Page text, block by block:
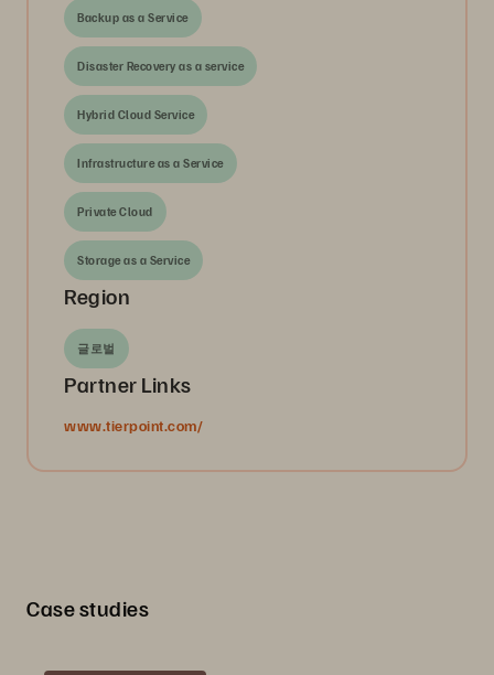
Backup as a Service
Disaster Recovery as a service
Hybrid Cloud Service
Infrastructure as a Service
Private Cloud
Storage as a Service
Region
글로벌
Partner Links
www.tierpoint.com/
Case studies